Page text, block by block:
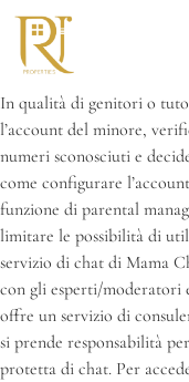
In qualità di genitori o
l’account del minore,
numeri sconosciuti e
come configurare
funzione di parental
limitare le possibilità di
servizio di chat di Mama
con gli esperti/moderatori
offre un servizio di
si prende responsabilità
protetta di chat. Per